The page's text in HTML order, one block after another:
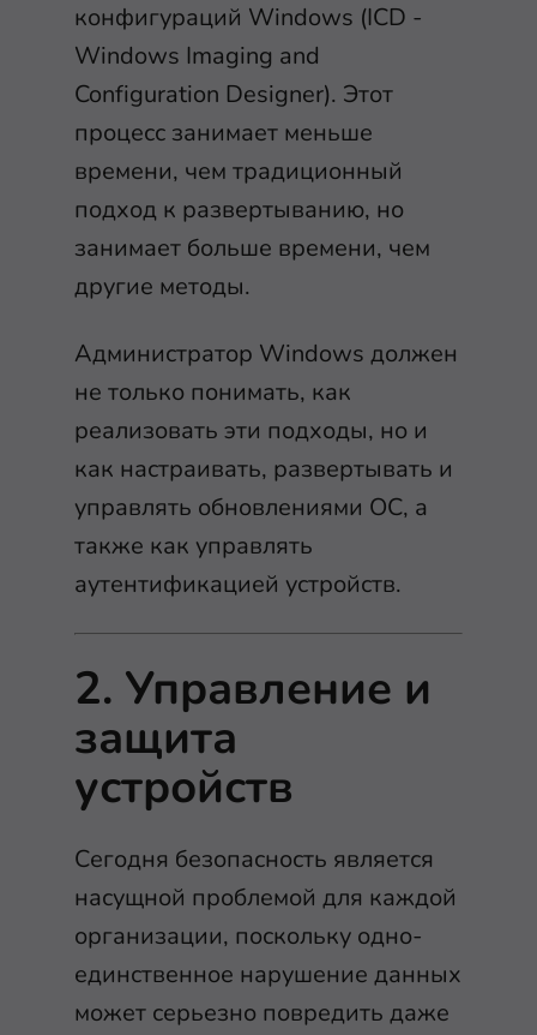
конфигураций Windows (ICD -
Windows Imaging and
Configuration Designer). Этот
процесс занимает меньше
времени, чем традиционный
подход к развертыванию, но
занимает больше времени, чем
другие методы.
Администратор Windows должен
не только понимать, как
реализовать эти подходы, но и
как настраивать, развертывать и
управлять обновлениями ОС, а
также как управлять
аутентификацией устройств.
2. Управление и
защита
устройств
Сегодня безопасность является
насущной проблемой для каждой
организации, поскольку одно-
единственное нарушение данных
может серьезно повредить даже